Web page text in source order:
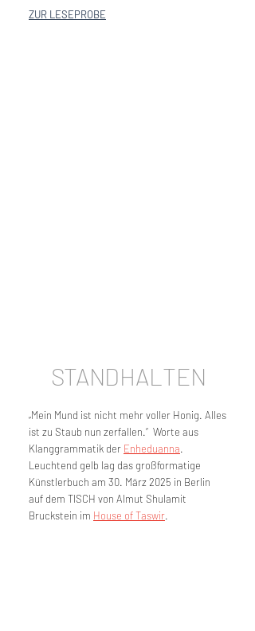
ZUR LESEPROBE
STANDHALTEN
„Mein Mund ist nicht mehr voller Honig. Alles
ist zu Staub nun zerfallen.“  Worte aus
Klanggrammatik der Enheduanna.
Leuchtend gelb lag das großformatige
Künstlerbuch am 30. März 2025 in Berlin
auf dem TISCH von Almut Shulamit
Bruckstein im House of Taswir.